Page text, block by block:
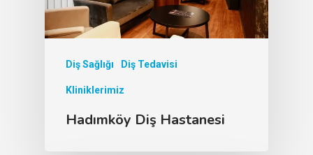
Diş Sağlığı Diş Tedavisi
Kliniklerimiz
Hadımköy Diş Hastanesi